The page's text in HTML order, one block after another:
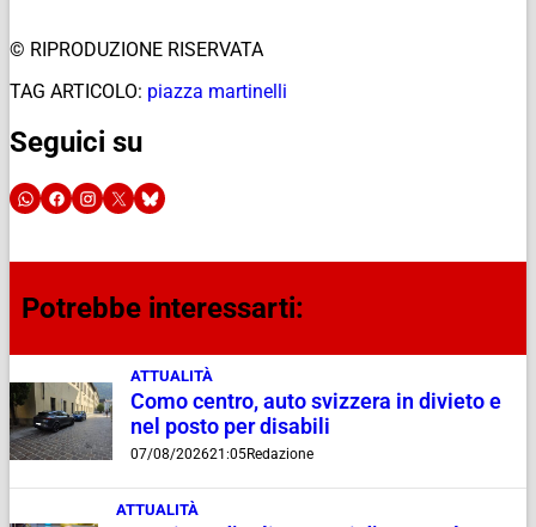
© RIPRODUZIONE RISERVATA
TAG ARTICOLO: piazza martinelli
Seguici su
Potrebbe interessarti:
ATTUALITÀ
Como centro, auto svizzera in divieto e
nel posto per disabili
07/08/202621:05Redazione
ATTUALITÀ